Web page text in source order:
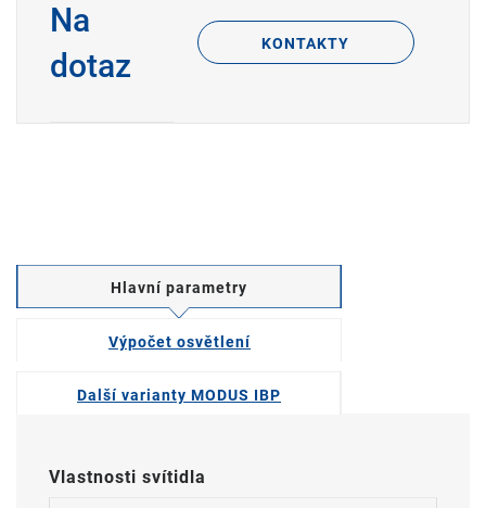
Na
dotaz
KONTAKTY
Hlavní parametry
Výpočet osvětlení
Další varianty MODUS IBP
Vlastnosti svítidla